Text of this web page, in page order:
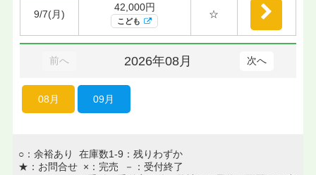
9/7(月)
42,000円
こども
☆
前へ 2026年08月 次へ
08月 09月
○：余裕あり 在庫数1-9：残りわずか
★：お問合せ ×：完売 －：受付終了